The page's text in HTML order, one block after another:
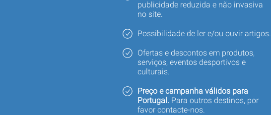
publicidade reduzida e não invasiva
no site.
Possibilidade de ler e/ou ouvir artigos.
Ofertas e descontos em produtos,
serviços, eventos desportivos e
culturais.
Preço e campanha válidos para
Portugal. Para outros destinos, por
favor contacte-nos.